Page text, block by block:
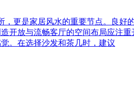
更是家居风水的重要节点。良好
开放与流畅客厅的空间布局应注
。在选择沙发和茶几时，建议